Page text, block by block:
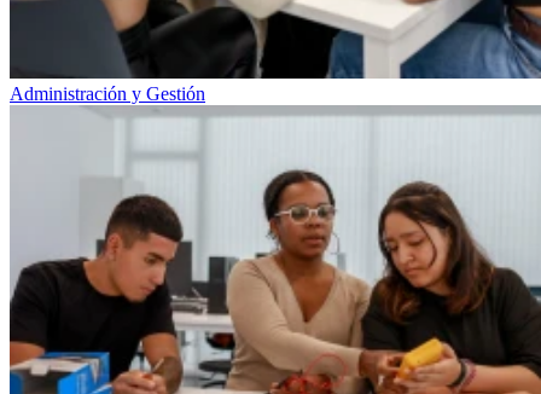
Administración y Gestión